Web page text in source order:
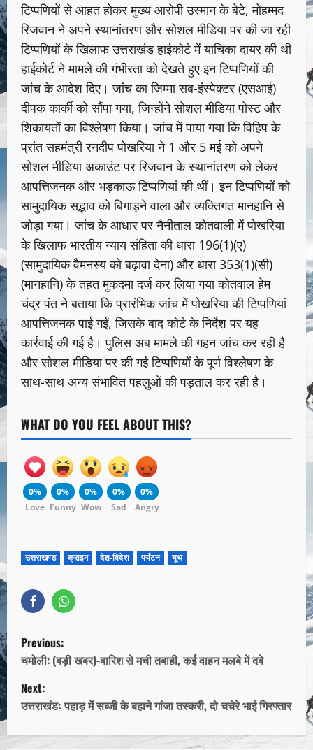
टिप्पणियों से आहत होकर मुख्य आरोपी उस्मान के बेटे, मोहम्मद
रिजवान ने अपने स्थानांतरण और सोशल मीडिया पर की जा रही
टिप्पणियों के खिलाफ उत्तराखंड हाईकोर्ट में याचिका दायर की थी
हाईकोर्ट ने मामले की गंभीरता को देखते हुए इन टिप्पणियों की
जांच के आदेश दिए। जांच का जिम्मा सब-इंस्पेक्टर (एसआई)
दीपक कार्की को सौंपा गया, जिन्होंने सोशल मीडिया पोस्ट और
शिकायतों का विश्लेषण किया। जांच में पाया गया कि विहिप के
प्रांत सहमंत्री रनदीप पोखरिया ने 1 और 5 मई को अपने
सोशल मीडिया अकाउंट पर रिजवान के स्थानांतरण को लेकर
आपत्तिजनक और भड़काऊ टिप्पणियां की थीं। इन टिप्पणियों को
सामुदायिक सद्भाव को बिगाड़ने वाला और व्यक्तिगत मानहानि से
जोड़ा गया। जांच के आधार पर नैनीताल कोतवाली में पोखरिया
के खिलाफ भारतीय न्याय संहिता की धारा 196(1)(ए)
(सामुदायिक वैमनस्य को बढ़ावा देना) और धारा 353(1)(सी)
(मानहानि) के तहत मुकदमा दर्ज कर लिया गया कोतवाल हेम
चंद्र पंत ने बताया कि प्रारंभिक जांच में पोखरिया की टिप्पणियां
आपत्तिजनक पाई गईं, जिसके बाद कोर्ट के निर्देश पर यह
कार्रवाई की गई है। पुलिस अब मामले की गहन जांच कर रही है
और सोशल मीडिया पर की गई टिप्पणियों के पूर्ण विश्लेषण के
साथ-साथ अन्य संभावित पहलुओं की पड़ताल कर रही है।
WHAT DO YOU FEEL ABOUT THIS?
0%
Love
0%
Funny
0%
Wow
0%
Sad
0%
Angry
उत्तराखण्ड क्राइम देश-विदेश पर्यटन यूथ
Previous:
चमोली: (बड़ी खबर)-बारिश से मची तबाही, कई वाहन मलबे में दबे
Next:
उत्तराखंडः पहाड़ में सब्जी के बहाने गांजा तस्करी, दो चचेरे भाई गिरफ्तार